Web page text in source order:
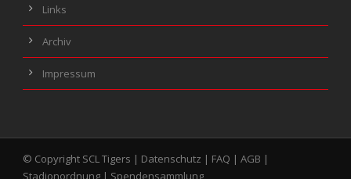
Links
Archiv
Impressum
© Copyright SCL Tigers | Datenschutz | FAQ | AGB |
Stadionordnung | Spendensammlung